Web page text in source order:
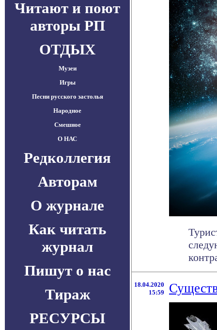
Читают и поют
авторы РП
ОТДЫХ
Музеи
Игры
Песни русского застолья
Народное
Смешное
О НАС
Редколлегия
Авторам
О журнале
Как читать
журнал
Пишут о нас
Тираж
РЕСУРСЫ
18.04.2020
15:59